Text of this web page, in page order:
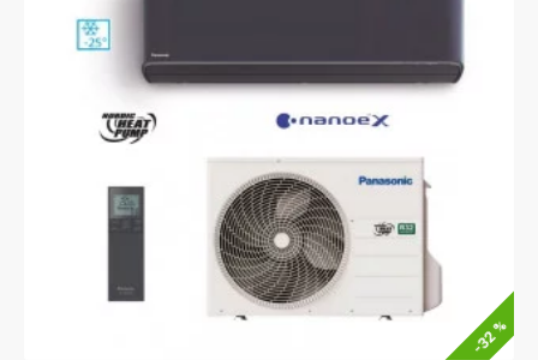
-32 %